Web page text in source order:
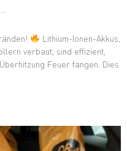
Lithium-Ionen-Akkus,
verbaut, sind effizient,
Feuer fangen. Dies